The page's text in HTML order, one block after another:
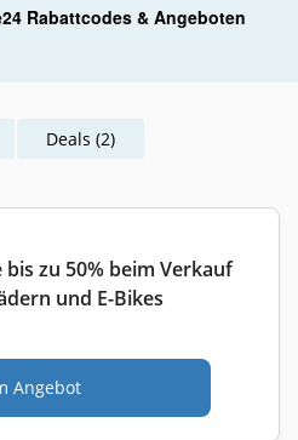
Rabattcodes & Angeboten
Deals (2)
bis zu 50% beim Verkauf
und E-Bikes
Angebot